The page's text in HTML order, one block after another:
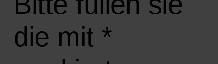
die mit *